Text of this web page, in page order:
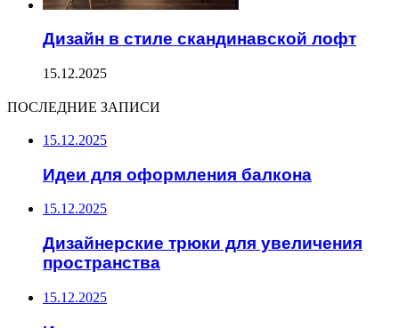
Дизайн в стиле скандинавской лофт
15.12.2025
ПОСЛЕДНИЕ ЗАПИСИ
15.12.2025
Идеи для оформления балкона
15.12.2025
Дизайнерские трюки для увеличения
пространства
15.12.2025